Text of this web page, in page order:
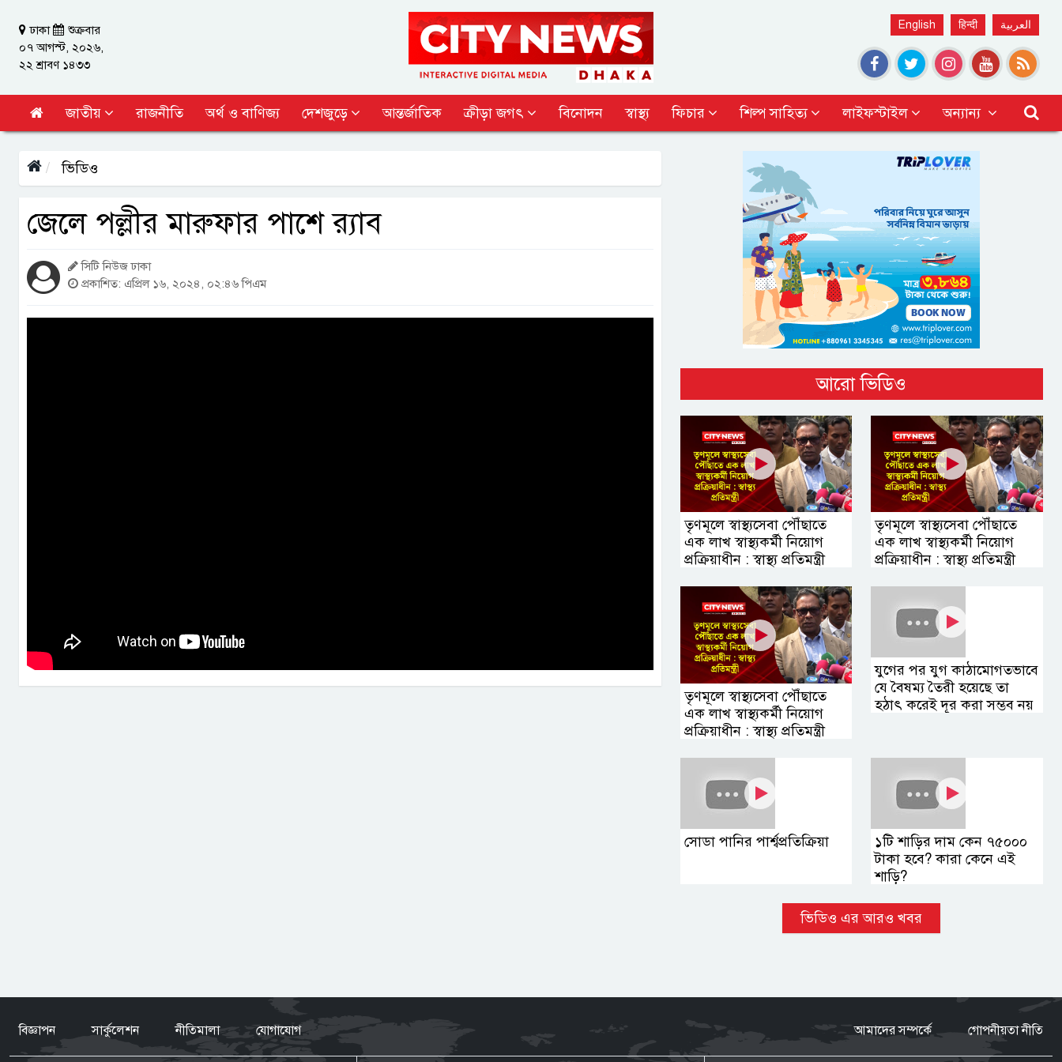
ঢাকা
শুক্রবার
০৭ আগস্ট, ২০২৬,
২২ শ্রাবণ ১৪৩৩
English हिन्दी العربية
জাতীয় রাজনীতি অর্থ ও বাণিজ্য দেশজুড়ে আন্তর্জাতিক ক্রীড়া জগৎ বিনোদন স্বাস্থ্য ফিচার শিল্প সাহিত্য লাইফস্টাইল অন্যান্য
ভিডিও
জেলে পল্লীর মারুফার পাশে র‌্যাব
সিটি নিউজ ঢাকা
প্রকাশিত: এপ্রিল ১৬, ২০২৪, ০২:৪৬ পিএম
আরো ভিডিও
তৃণমূলে স্বাস্থ্যসেবা পৌঁছাতে
এক লাখ স্বাস্থ্যকর্মী নিয়োগ
প্রক্রিয়াধীন : স্বাস্থ্য প্রতিমন্ত্রী
তৃণমূলে স্বাস্থ্যসেবা পৌঁছাতে
এক লাখ স্বাস্থ্যকর্মী নিয়োগ
প্রক্রিয়াধীন : স্বাস্থ্য প্রতিমন্ত্রী
তৃণমূলে স্বাস্থ্যসেবা পৌঁছাতে
এক লাখ স্বাস্থ্যকর্মী নিয়োগ
প্রক্রিয়াধীন : স্বাস্থ্য প্রতিমন্ত্রী
যুগের পর যুগ কাঠামোগতভাবে
যে বৈষম্য তৈরী হয়েছে তা
হঠাৎ করেই দূর করা সম্ভব নয়
সোডা পানির পার্শ্বপ্রতিক্রিয়া
১টি শাড়ির দাম কেন ৭৫০০০
টাকা হবে? কারা কেনে এই
শাড়ি?
ভিডিও এর আরও খবর
বিজ্ঞাপন সার্কুলেশন নীতিমালা যোগাযোগ আমাদের সম্পর্কে গোপনীয়তা নীতি